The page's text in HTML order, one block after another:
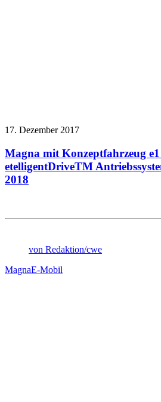
17. Dezember 2017
Magna mit Konzeptfahrzeug
etelligentDriveTM
2018
von Redaktion/cwe
MagnaE-Mobil